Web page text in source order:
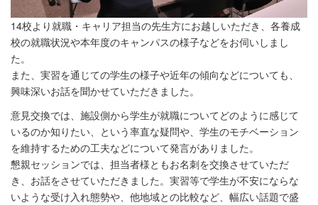
14校より就職・キャリア担当の先生方にお越しいただき、各養成
校の就職状況や本年度のキャンパスの様子などをお伺いしまし
た。
また、実習を通じての学生の様子や近年の傾向などについても、
興味深いお話を聞かせていただきました。
意見交換では、施設側から学生が就職についてどのように感じて
いるのか知りたい、という率直な疑問や、学生のモチベーション
を維持するための工夫などについて発言がありました。
懇親セッションでは、担当者様ともお名刺を交換させていただ
き、お話をさせていただきました。実習等で学生が不安にならな
いような受け入れ態勢や、他地域との比較など、幅広い話題で盛